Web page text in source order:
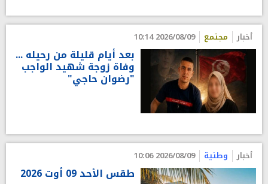
أخبار مجتمع 2026/08/09 10:14
بعد أيام قليلة من رحيله ...
وفاة زوجة شهيد الواجب
"رضوان حاجي"
أخبار وطنية 2026/08/09 10:06
طقس الأحد 09 أوت 2026